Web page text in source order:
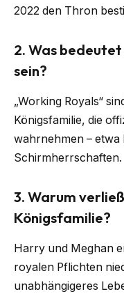
2022 den Thron
2. Was bedeutet
sein?
„Working Royals“
Königsfamilie, die
wahrnehmen – etwa
Schirmherrschaften.
3. Warum
Königsfamilie?
Harry und Meghan
royalen Pflichten
unabhängigeres